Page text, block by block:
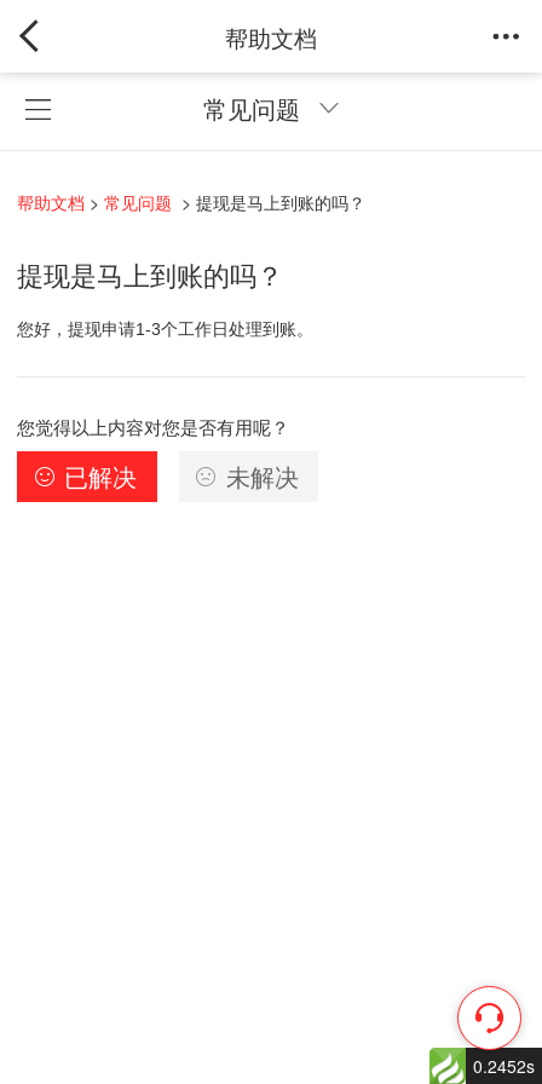
帮助文档
常见问题
帮助文档 > 常见问题 > 提现是马上到账的吗？
提现是马上到账的吗？
您好，提现申请1-3个工作日处理到账。
您觉得以上内容对您是否有用呢？
已解决 未解决
0.2452s